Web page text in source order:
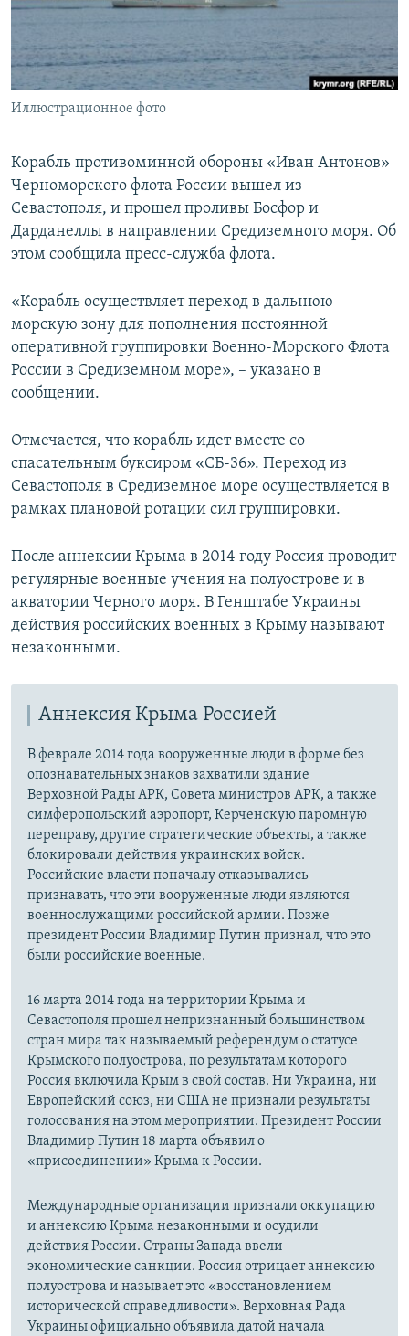
КРЫМ.НЕПОКОРЕННЫЙ
ELIFBE
УКРАИНСКАЯ ПРОБЛЕМА КРЫМА
Иллюстрационное фото
Корабль противоминной обороны «Иван Антонов»
Черноморского флота России вышел из
Севастополя, и прошел проливы Босфор и
Дарданеллы в направлении Средиземного моря. Об
этом сообщила пресс-служба флота.
«Корабль осуществляет переход в дальнюю
морскую зону для пополнения постоянной
оперативной группировки Военно-Морского Флота
России в Средиземном море», – указано в
сообщении.
Отмечается, что корабль идет вместе со
спасательным буксиром «СБ-36». Переход из
Севастополя в Средиземное море осуществляется в
рамках плановой ротации сил группировки.
После аннексии Крыма в 2014 году Россия проводит
регулярные военные учения на полуострове и в
акватории Черного моря. В Генштабе Украины
действия российских военных в Крыму называют
незаконными.
Аннексия Крыма Россией
В феврале 2014 года вооруженные люди в форме без
опознавательных знаков захватили здание
Верховной Рады АРК, Совета министров АРК, а также
симферопольский аэропорт, Керченскую паромную
переправу, другие стратегические объекты, а также
блокировали действия украинских войск.
Российские власти поначалу отказывались
признавать, что эти вооруженные люди являются
военнослужащими российской армии. Позже
президент России Владимир Путин признал, что это
были российские военные.
16 марта 2014 года на территории Крыма и
Севастополя прошел непризнанный большинством
стран мира так называемый референдум о статусе
Крымского полуострова, по результатам которого
Россия включила Крым в свой состав. Ни Украина, ни
Европейский союз, ни США не признали результаты
голосования на этом мероприятии. Президент России
Владимир Путин 18 марта объявил о
«присоединении» Крыма к России.
Международные организации признали оккупацию
и аннексию Крыма незаконными и осудили
действия России. Страны Запада ввели
экономические санкции. Россия отрицает аннексию
полуострова и называет это «восстановлением
исторической справедливости». Верховная Рада
Украины официально объявила датой начала